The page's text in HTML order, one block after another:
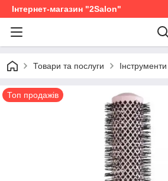
Інтернет-магазин "2Salon"
Товари та послуги
Топ продажів